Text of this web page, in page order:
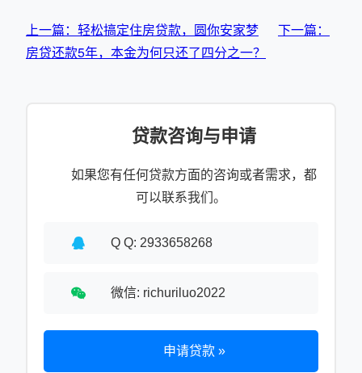
上一篇：轻松搞定住房贷款，圆你安家梦
下一篇：
房贷还款5年，本金为何只还了四分之一？
贷款咨询与申请
如果您有任何贷款方面的咨询或者需求，都
可以联系我们。
Q Q: 2933658268
微信: richuriluo2022
申请贷款 »